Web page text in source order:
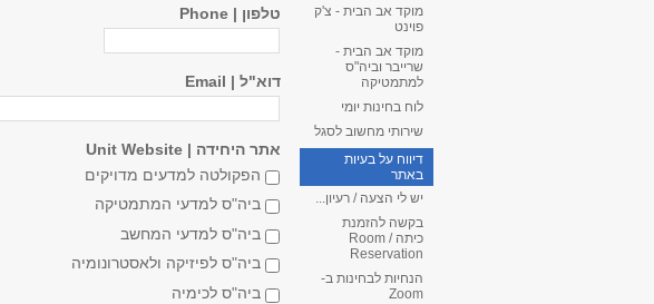
מוקד אב הבית - צ'ק
פוינט
מוקד אב הבית -
שרייבר וביה"ס
למתמטיקה
לוח בחינות יומי
שירותי מחשוב לסגל
דיווח על בעיות
באתר
יש לי הצעה / רעיון...
בקשה להזמנת
כיתה / Room
Reservation
הנחיות לבחינות ב-
Zoom
טלפון | Phone
דוא"ל | Email
אתר היחידה | Unit Website
הפקולטה למדעים מדויקים
ביה"ס למדעי המתמטיקה
ביה"ס למדעי המחשב
ביה"ס לפיזיקה ולאסטרונומיה
ביה"ס לכימיה